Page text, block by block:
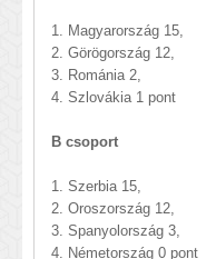
1. Magyarország 15,
2. Görögország 12,
3. Románia 2,
4. Szlovákia 1 pont
B csoport
1. Szerbia 15,
2. Oroszország 12,
3. Spanyolország 3,
4. Németország 0 pont